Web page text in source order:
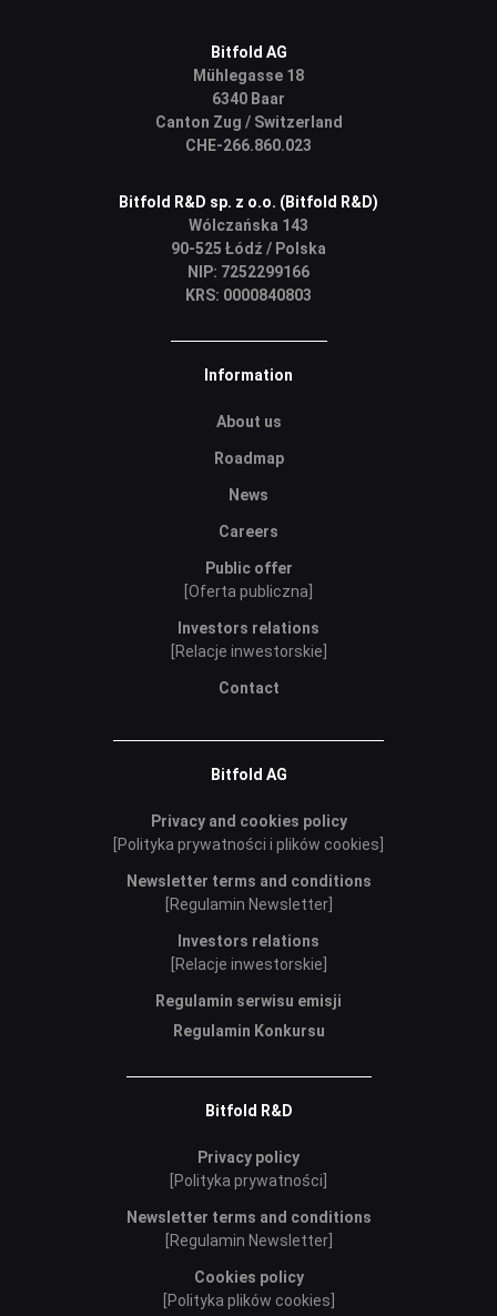
Bitfold AG
Mühlegasse 18
6340 Baar
Canton Zug / Switzerland
CHE-266.860.023
Bitfold R&D sp. z o.o. (Bitfold R&D)
Wólczańska 143
90-525 Łódź / Polska
NIP: 7252299166
KRS: 0000840803
Information
About us
Roadmap
News
Careers
Public offer
[Oferta publiczna]
Investors relations
[Relacje inwestorskie]
Contact
Bitfold AG
Privacy and cookies policy
[Polityka prywatności i plików cookies]
Newsletter terms and conditions
[Regulamin Newsletter]
Investors relations
[Relacje inwestorskie]
Regulamin serwisu emisji
Regulamin Konkursu
Bitfold R&D
Privacy policy
[Polityka prywatności]
Newsletter terms and conditions
[Regulamin Newsletter]
Cookies policy
[Polityka plików cookies]